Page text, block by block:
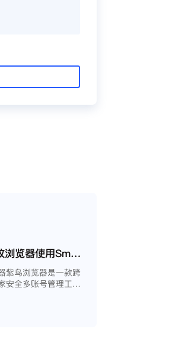
紫鸟指纹浏览器使用Smartproxy教程
紫鸟浏览器是一款跨
安全多账号管理工